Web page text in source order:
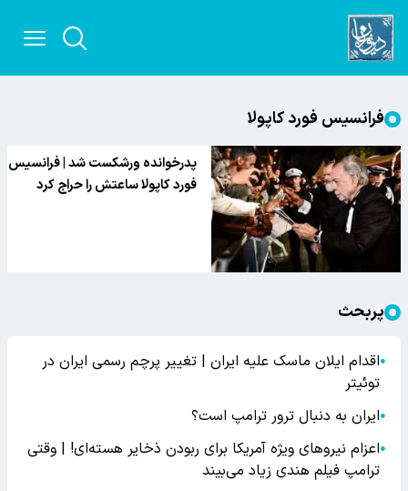
فرانسیس فورد کاپولا
پدرخوانده ورشکست شد | فرانسیس
فورد کاپولا ساعتش را حراج کرد
پربحث
●اقدام ایلان ماسک علیه ایران | تغییر پرچم رسمی ایران در
توئیتر
●ایران به دنبال ترور ترامپ است؟
●اعزام نیروهای ویژه آمریکا برای ربودن ذخایر هسته‌ای! | وقتی
ترامپ فیلم هندی زیاد می‌بیند